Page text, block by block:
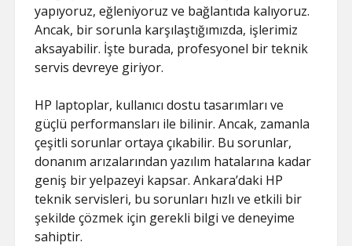
yapıyoruz, eğleniyoruz ve bağlantıda kalıyoruz.
Ancak, bir sorunla karşılaştığımızda, işlerimiz
aksayabilir. İşte burada, profesyonel bir teknik
servis devreye giriyor.
HP laptoplar, kullanıcı dostu tasarımları ve
güçlü performansları ile bilinir. Ancak, zamanla
çeşitli sorunlar ortaya çıkabilir. Bu sorunlar,
donanım arızalarından yazılım hatalarına kadar
geniş bir yelpazeyi kapsar. Ankara’daki HP
teknik servisleri, bu sorunları hızlı ve etkili bir
şekilde çözmek için gerekli bilgi ve deneyime
sahiptir.